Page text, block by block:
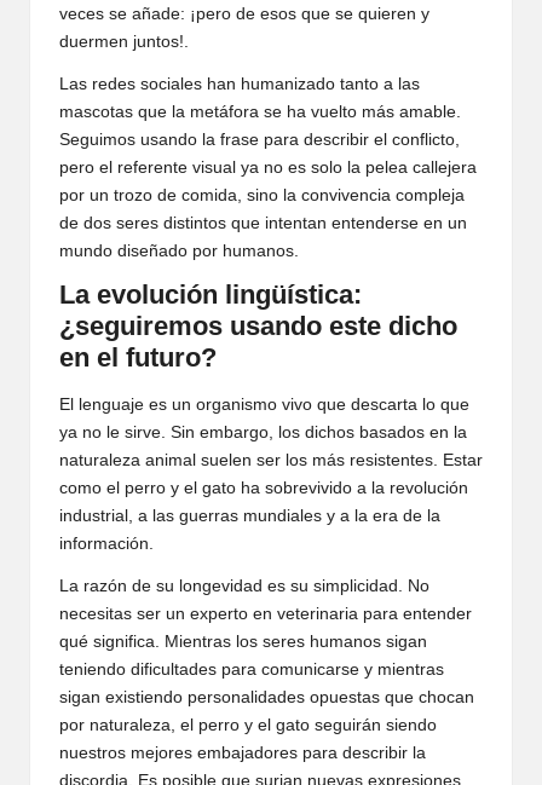
veces se añade: ¡pero de esos que se quieren y
duermen juntos!.
Las redes sociales han humanizado tanto a las
mascotas que la metáfora se ha vuelto más amable.
Seguimos usando la frase para describir el conflicto,
pero el referente visual ya no es solo la pelea callejera
por un trozo de comida, sino la convivencia compleja
de dos seres distintos que intentan entenderse en un
mundo diseñado por humanos.
La evolución lingüística:
¿seguiremos usando este dicho
en el futuro?
El lenguaje es un organismo vivo que descarta lo que
ya no le sirve. Sin embargo, los dichos basados en la
naturaleza animal suelen ser los más resistentes. Estar
como el perro y el gato ha sobrevivido a la revolución
industrial, a las guerras mundiales y a la era de la
información.
La razón de su longevidad es su simplicidad. No
necesitas ser un experto en veterinaria para entender
qué significa. Mientras los seres humanos sigan
teniendo dificultades para comunicarse y mientras
sigan existiendo personalidades opuestas que chocan
por naturaleza, el perro y el gato seguirán siendo
nuestros mejores embajadores para describir la
discordia. Es posible que surjan nuevas expresiones